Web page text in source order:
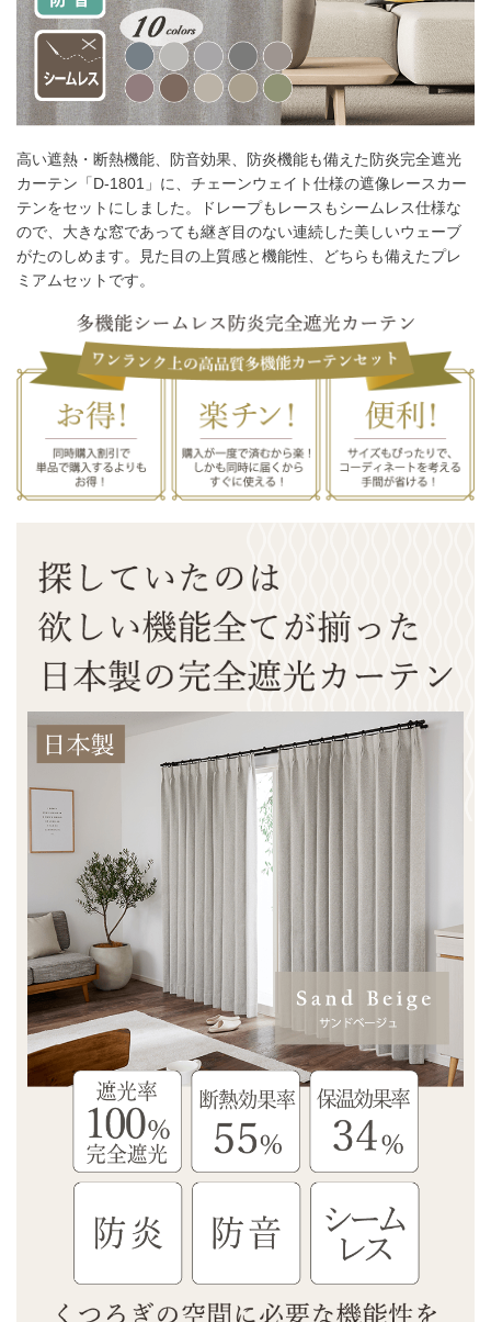
高い遮熱・断熱機能、防音効果、防炎機能も備えた防炎完全遮光
カーテン「D-1801」に、チェーンウェイト仕様の遮像レースカー
テンをセットにしました。ドレープもレースもシームレス仕様な
ので、大きな窓であっても継ぎ目のない連続した美しいウェーブ
がたのしめます。見た目の上質感と機能性、どちらも備えたプレ
ミアムセットです。